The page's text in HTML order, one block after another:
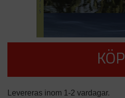
KÖP
Levereras inom 1-2 vardagar.